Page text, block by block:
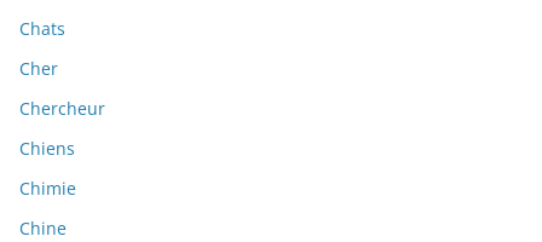
Chats
Cher
Chercheur
Chiens
Chimie
Chine